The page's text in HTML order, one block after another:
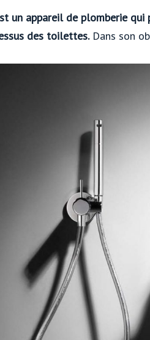
un appareil de plomberie
des toilettes.Dans son